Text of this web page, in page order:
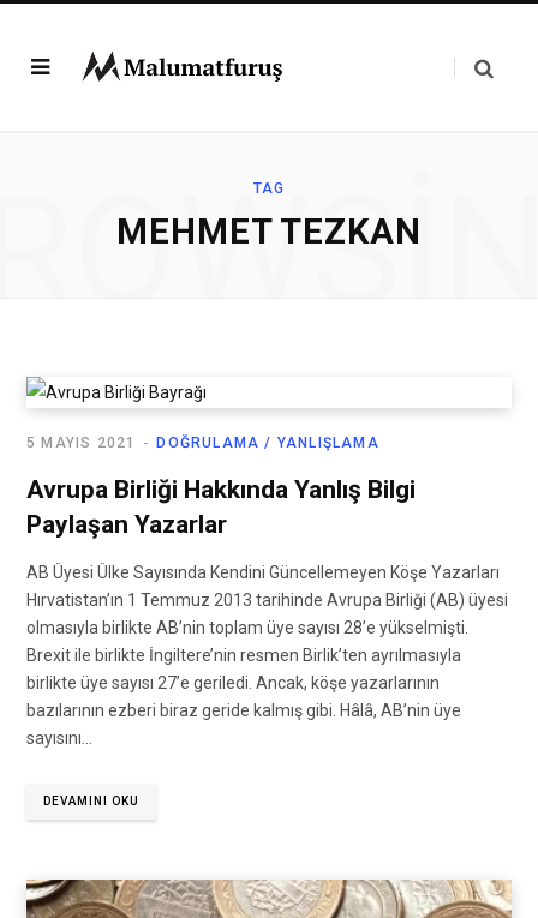
TAG
MEHMET TEZKAN
DOĞRULAMA / YANLIŞLAMA
5 MAYIS 2021
Avrupa Birliği Hakkında Yanlış Bilgi
Paylaşan Yazarlar
AB Üyesi Ülke Sayısında Kendini Güncellemeyen Köşe Yazarları
Hırvatistan’ın 1 Temmuz 2013 tarihinde Avrupa Birliği (AB) üyesi
olmasıyla birlikte AB’nin toplam üye sayısı 28’e yükselmişti.
Brexit ile birlikte İngiltere’nin resmen Birlik’ten ayrılmasıyla
birlikte üye sayısı 27’e geriledi. Ancak, köşe yazarlarının
bazılarının ezberi biraz geride kalmış gibi. Hâlâ, AB’nin üye
sayısını…
DEVAMINI OKU